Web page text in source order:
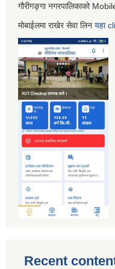
गौरीगङ्गा नगरपालिकाको
मोबाईलमा राखेर सेवा लिन यहा
Recent